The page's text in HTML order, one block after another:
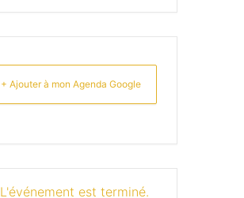
+ Ajouter à mon Agenda Google
L'événement est terminé.